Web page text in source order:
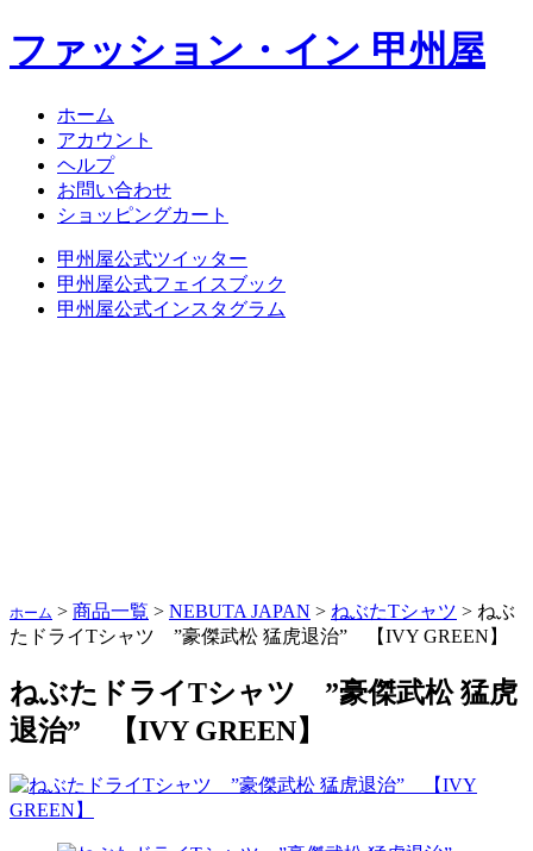
ファッション・イン 甲州屋
ホーム
アカウント
ヘルプ
お問い合わせ
ショッピングカート
甲州屋公式ツイッター
甲州屋公式フェイスブック
甲州屋公式インスタグラム
ホーム > 商品一覧 > NEBUTA JAPAN > ねぶたTシャツ > ねぶ
たドライTシャツ ”豪傑武松 猛虎退治” 【IVY GREEN】
ねぶたドライTシャツ ”豪傑武松 猛虎
退治” 【IVY GREEN】